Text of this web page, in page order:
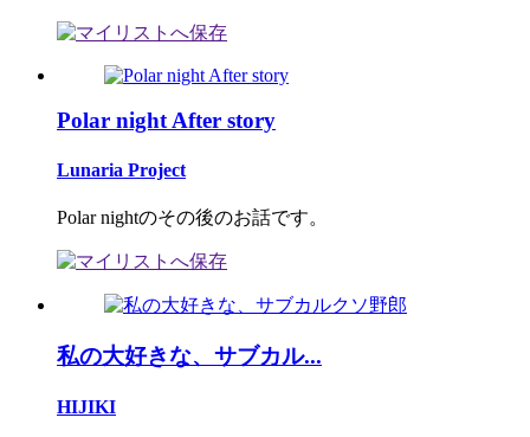
Polar night After story
Lunaria Project
Polar nightのその後のお話です。
私の大好きな、サブカル...
HIJIKI